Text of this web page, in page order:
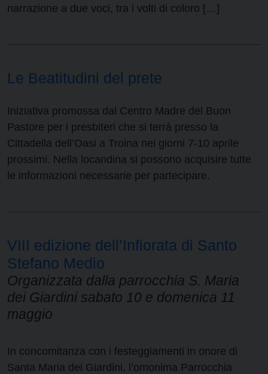
narrazione a due voci, tra i volti di coloro […]
Le Beatitudini del prete
Iniziativa promossa dal Centro Madre del Buon
Pastore per i presbiteri che si terrà presso la
Cittadella dell’Oasi a Troina nei giorni 7-10 aprile
prossimi. Nella locandina si possono acquisire tutte
le informazioni necessarie per partecipare.
VIII edizione dell’Infiorata di Santo
Stefano Medio
Organizzata dalla parrocchia S. Maria
dei Giardini sabato 10 e domenica 11
maggio
In concomitanza con i festeggiamenti in onore di
Santa Maria dei Giardini, l’omonima Parrocchia